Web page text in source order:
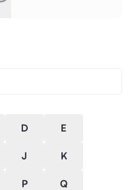
D E
J K
P Q